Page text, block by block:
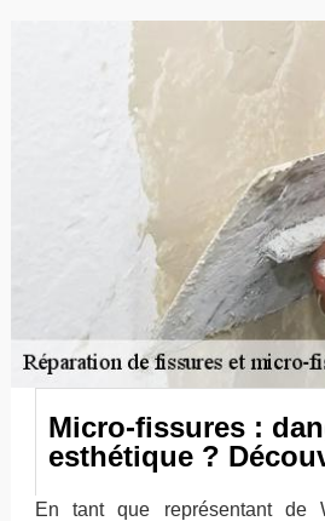
Micro-fissures :
esthétique ?
En tant que représentant de